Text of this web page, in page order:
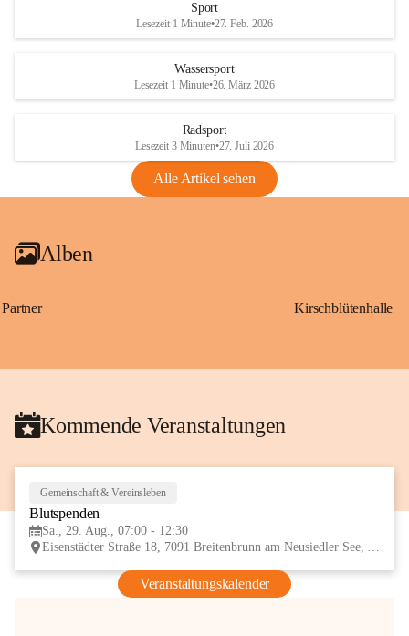
Rebe und der Amerikanischen
Anhang VBl. EU Nr. 18
1 Seite•1,4 MB
VBl. EU Nr. 18_2026
Sport
Lesezeit 1 Minute•27. Feb. 2026
Wassersport
Lesezeit 1 Minute•26. März 2026
Radsport
Lesezeit 3 Minuten•27. Juli 2026
Alle Artikel sehen
Alben
Partner Kirschblütenhalle
Kommende Veranstaltungen
Gemeinschaft & Vereinsleben
Blutspenden
Sa., 29. Aug., 07:00 - 12:30
Eisenstädter Straße 18, 7091 Breitenbrunn am Neusiedler See, AUT
Veranstaltungskalender